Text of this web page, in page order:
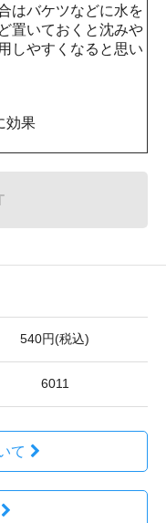
はバケツなどに水を
置いておくと沈みや
しやすくなると思い
効果
540円(税込)
6011
て